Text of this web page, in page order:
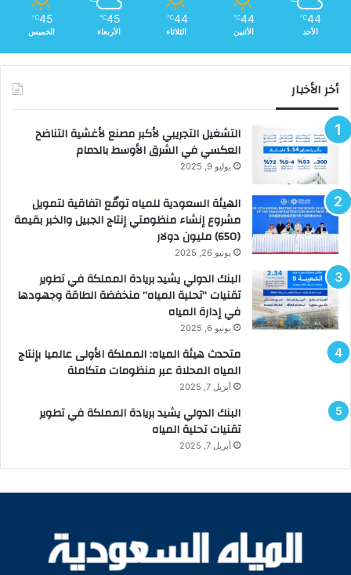
44
℃
الأحد
44
℃
الأثنين
44
℃
الثلاثاء
45
℃
الأربعاء
45
℃
الخميس
أخر الأخبار
التشغيل التجريبي لأكبر مصنع لأغشية التناضح
العكسي في الشرق الأوسط بالدمام
يوليو 9, 2025
الهيئة السعودية للمياه توقّع اتفاقية لتمويل
مشروع إنشاء منظومتي إنتاج الجبيل والخبر بقيمة
(650) مليون دولار
يونيو 26, 2025
البنك الدولي يشيد بريادة المملكة في تطوير
تقنيات “تحلية المياه” منخفضة الطاقة وجهودها
في إدارة المياه
يونيو 6, 2025
متحدث هيئة المياه: المملكة الأولى عالميا بإنتاج
المياه المحلاة عبر منظومات متكاملة
أبريل 7, 2025
البنك الدولي يشيد بريادة المملكة في تطوير
تقنيات تحلية المياه
أبريل 7, 2025